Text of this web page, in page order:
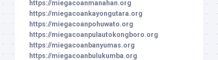
https://miegacoanmanahan.org
https://miegacoankayongutara.org
https://miegacoanpohuwato.org
https://miegacoanpulautokongboro.org
https://miegacoanbanyumas.org
https://miegacoanbulukumba.org